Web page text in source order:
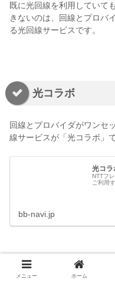
既に光回線を利用していて
きないのは、回線とプロバ
る光回線サービスです。
光コラボ
回線とプロバイダがワンセ
線サービスが「光コラボ」で
光コラ
NTTフ
ご利用
bb-navi.jp
光コラボは、NTT東西から
けて、プロバイダと回線を
メニュー ホーム